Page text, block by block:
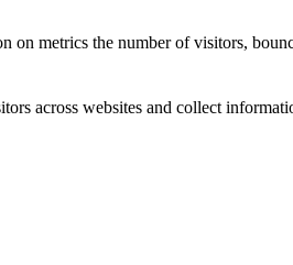
metrics the number of visitors,
across websites and collect